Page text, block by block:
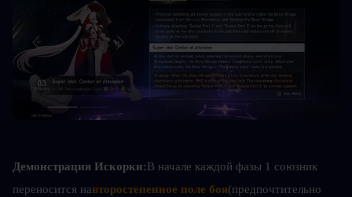
Демонстрация Искорки:В начале каждой фазы 1 союзник
переносится навторостепенное поле боя(предпочтительно